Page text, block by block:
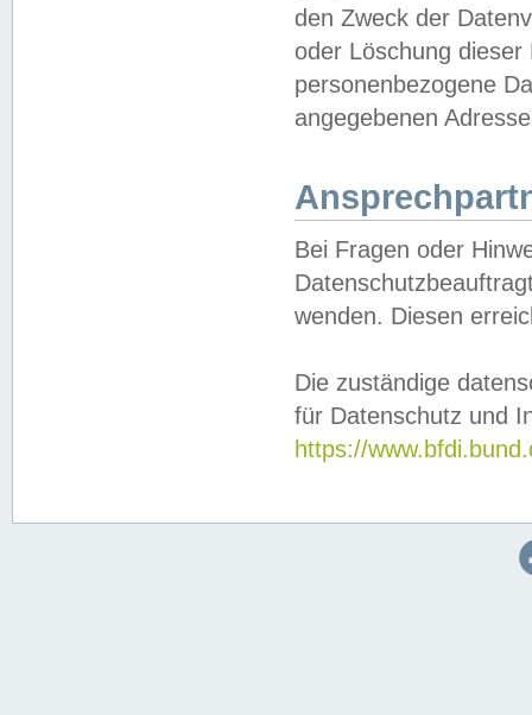
den Zweck der
oder Löschung
personenbezogene
angegebenen
Bei Fragen oder
wenden. Diesen
Die zuständige
für Datenschutz und
https://